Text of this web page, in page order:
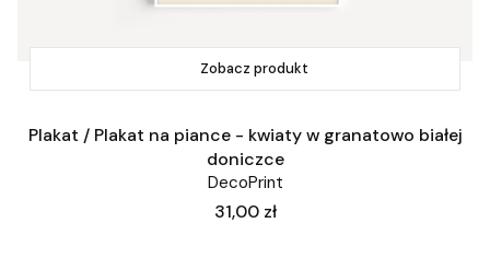
Zobacz produkt
Plakat / Plakat na piance - kwiaty w granatowo białej
doniczce
DecoPrint
Cena
31,00 zł